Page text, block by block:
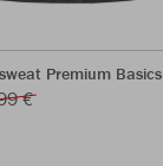
Premium Basics
€